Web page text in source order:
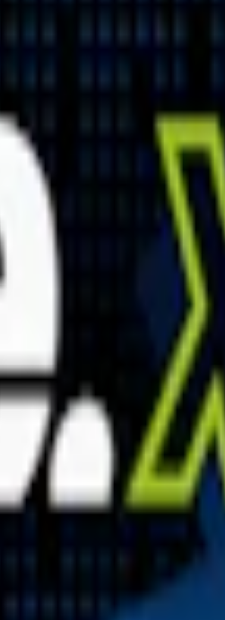
(E401, natriumalginat),
vita tobaksfria snus i slim portion-
nikotinstyrka (under 10 mg
Varje dosa innehåller 20
) sedan 2024. Med en nikotinhalt
Pepperoch Guarana Chili